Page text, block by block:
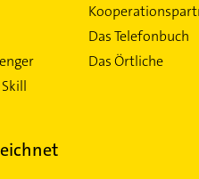
Das Telefonbuch
Das Örtliche